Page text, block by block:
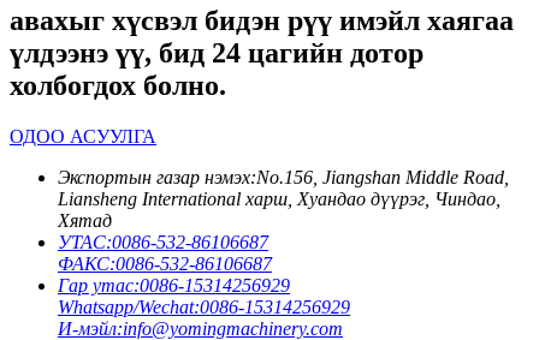
авахыг хүсвэл бидэн рүү имэйл хаягаа
үлдээнэ үү, бид 24 цагийн дотор
холбогдох болно.
ОДОО АСУУЛГА
Экспортын газар нэмэх:No.156, Jiangshan Middle Road,
Liansheng International харш, Хуандао дүүрэг, Чиндао,
Хятад
УТАС:0086-532-86106687
ФАКС:0086-532-86106687
Гар утас:0086-15314256929
Whatsapp/Wechat:0086-15314256929
И-мэйл:info@yomingmachinery.com